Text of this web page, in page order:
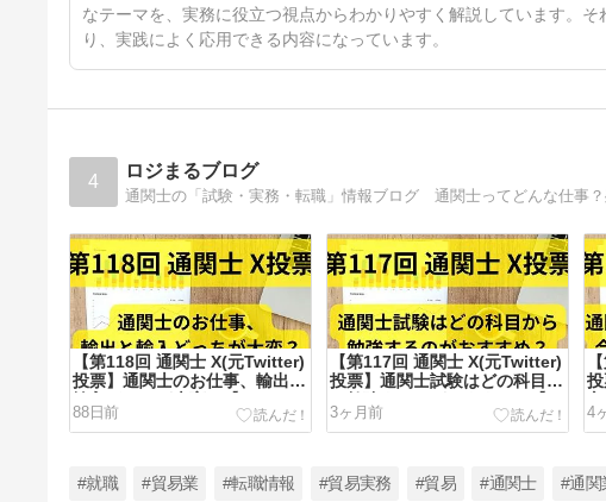
なテーマを、実務に役立つ視点からわかりやすく解説しています。
り、実践によく応用できる内容になっています。
4 ロジまるブログ
通関士の「試験・実務・転職」情報ブログ 通関士ってどんな仕事
【第118回 通関士 X(元Twitter)
投票】通関士のお仕事、輸出と
輸入どっちが大変？【アンケー
ト2026/4/12】
88日前
【第117回 通関士 X(元Twitter)
投票】通関士試験はどの科目か
ら勉強するのがおすすめ？【ア
ンケート2026/4/5】
3ヶ月前 4
#就職 #貿易業 #転職情報 #貿易実務 #貿易 #通関士 #通関